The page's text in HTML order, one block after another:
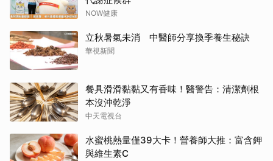
NOW健康
立秋暑氣未消 中醫師分享換季養生秘訣
華視新聞
餐具滑滑黏黏又有香味！醫警告：清潔劑根
本沒沖乾淨
中天電視台
水蜜桃熱量僅39大卡！營養師大推：富含鉀
與維生素C